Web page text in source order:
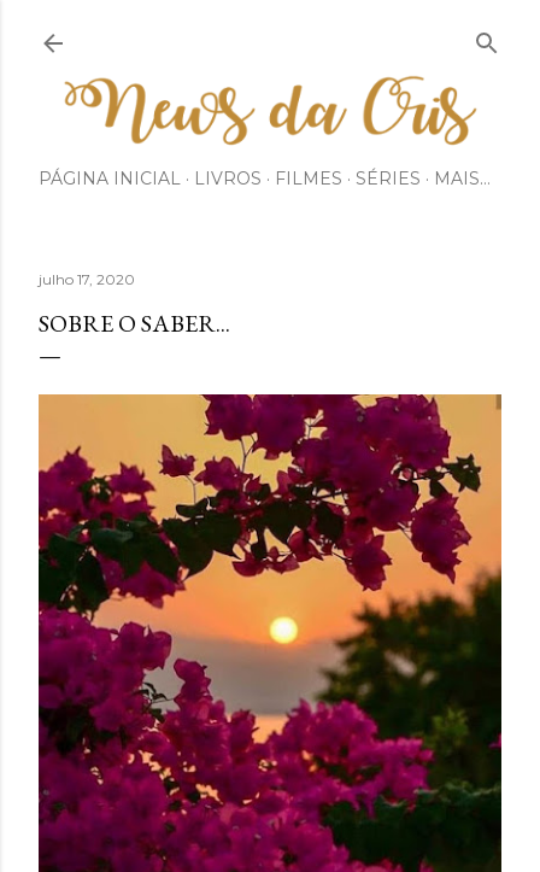
PÁGINA INICIAL LIVROS FILMES SÉRIES MAIS…
julho 17, 2020
SOBRE O SABER...